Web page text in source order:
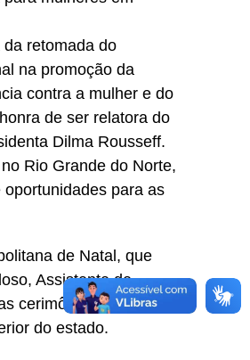
retomada do
na promoção da
contra a mulher e do
de ser relatora do
Dilma Rousseff.
Rio Grande do Norte,
para as
de Natal, que
Assistente de
cerimônias de
do estado.